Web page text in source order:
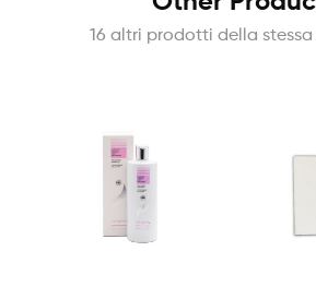
16 altri prodotti della